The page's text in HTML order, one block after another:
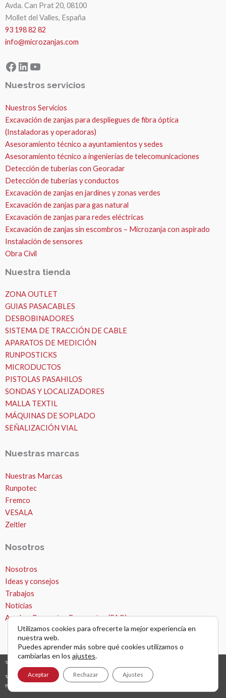
Avda. Can Prat 20, 08100
Mollet del Valles, España
93 198 82 82
info@microzanjas.com
Facebook
LinkedIn
YouTube
Nuestros servicios
Nuestros Servicios
Excavación de zanjas para despliegues de fibra óptica
(Instaladoras y operadoras)
Asesoramiento técnico a ayuntamientos y sedes
Asesoramiento técnico a ingenierías de telecomunicaciones
Detección de tuberías con Georadar
Detección de tuberías y conductos
Excavación de zanjas en jardines y zonas verdes
Excavación de zanjas para gas natural
Excavación de zanjas para redes eléctricas
Excavación de zanjas sin escombros – Microzanja con aspirado
Instalación de sensores
Obra Civil
Nuestra tienda
ZONA OUTLET
GUIAS PASACABLES
DESBOBINADORES
SISTEMA DE TRACCIÓN DE CABLE
APARATOS DE MEDICIÓN
RUNPOSTICKS
MICRODUCTOS
PISTOLAS PASAHILOS
SONDAS Y LOCALIZADORES
MALLA TEXTIL
MÁQUINAS DE SOPLADO
SEÑALIZACIÓN VIAL
Nuestras marcas
Nuestras Marcas
Runpotec
Fremco
VESALA
Zeitler
Nosotros
Nosotros
Ideas y consejos
Trabajos
Noticias
Ayuda – Preguntas Frecuentes (FAQ)
Todos los derechos © 2026 Microzanjas, canalizaciones y apertura de zanjas. |
Términos y condiciones de uso Política de privacidad
AVISO LEGAL Y NAVEGACIÓN POR WEB
Política de cookies
Utilizamos cookies para ofrecerte la mejor experiencia en
nuestra web.
Puedes aprender más sobre qué cookies utilizamos o
cambiarlas en los ajustes.
Aceptar Rechazar Ajustes